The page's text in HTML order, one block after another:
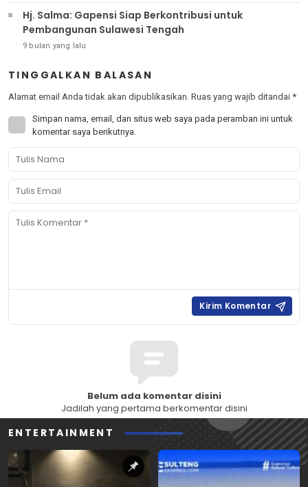
Hj. Salma: Gapensi Siap Berkontribusi untuk
Pembangunan Sulawesi Tengah
9 bulan yang lalu
TINGGALKAN BALASAN
Alamat email Anda tidak akan dipublikasikan. Ruas yang wajib ditandai *
Simpan nama, email, dan situs web saya pada peramban ini untuk
komentar saya berikutnya.
Belum ada komentar disini
Jadilah yang pertama berkomentar disini
ENTERTAINMENT